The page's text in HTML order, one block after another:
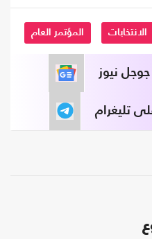
الانتخابات المؤتمر العام
جوجل نيوز
تليغرام